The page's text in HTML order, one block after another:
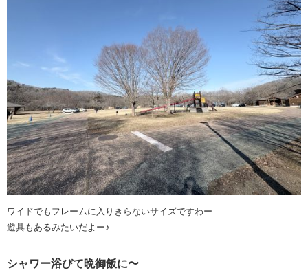
ワイドでもフレームに入りきらないサイズですわー
遊具もあるみたいだよー♪
シャワー浴びて晩御飯に〜